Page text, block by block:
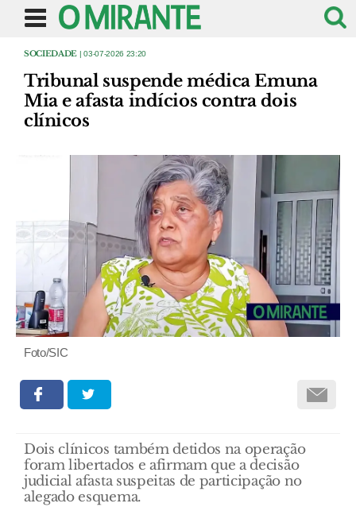
SOCIEDADE | 03-07-2026 23:20
Tribunal suspende médica Emuna
Mia e afasta indícios contra dois
clínicos
Foto/SIC
Dois clínicos também detidos na operação
foram libertados e afirmam que a decisão
judicial afasta suspeitas de participação no
alegado esquema.